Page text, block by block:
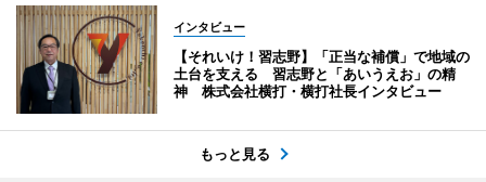
インタビュー
【それいけ！習志野】「正当な補償」で地域の
土台を支える 習志野と「あいうえお」の精
神 株式会社横打・横打社長インタビュー
もっと見る